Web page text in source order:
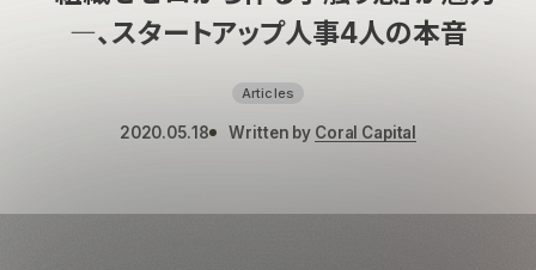
―、スタートアップ人事4人の本音
Articles
2020.05.18 Written by Coral Capital